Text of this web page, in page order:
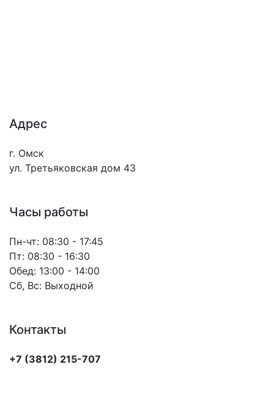
Адрес
г. Омск
ул. Третьяковская дом 43
Часы работы
Пн-чт: 08:30 - 17:45
Пт: 08:30 - 16:30
Обед: 13:00 - 14:00
Сб, Вс: Выходной
Контакты
+7 (3812) 215-707